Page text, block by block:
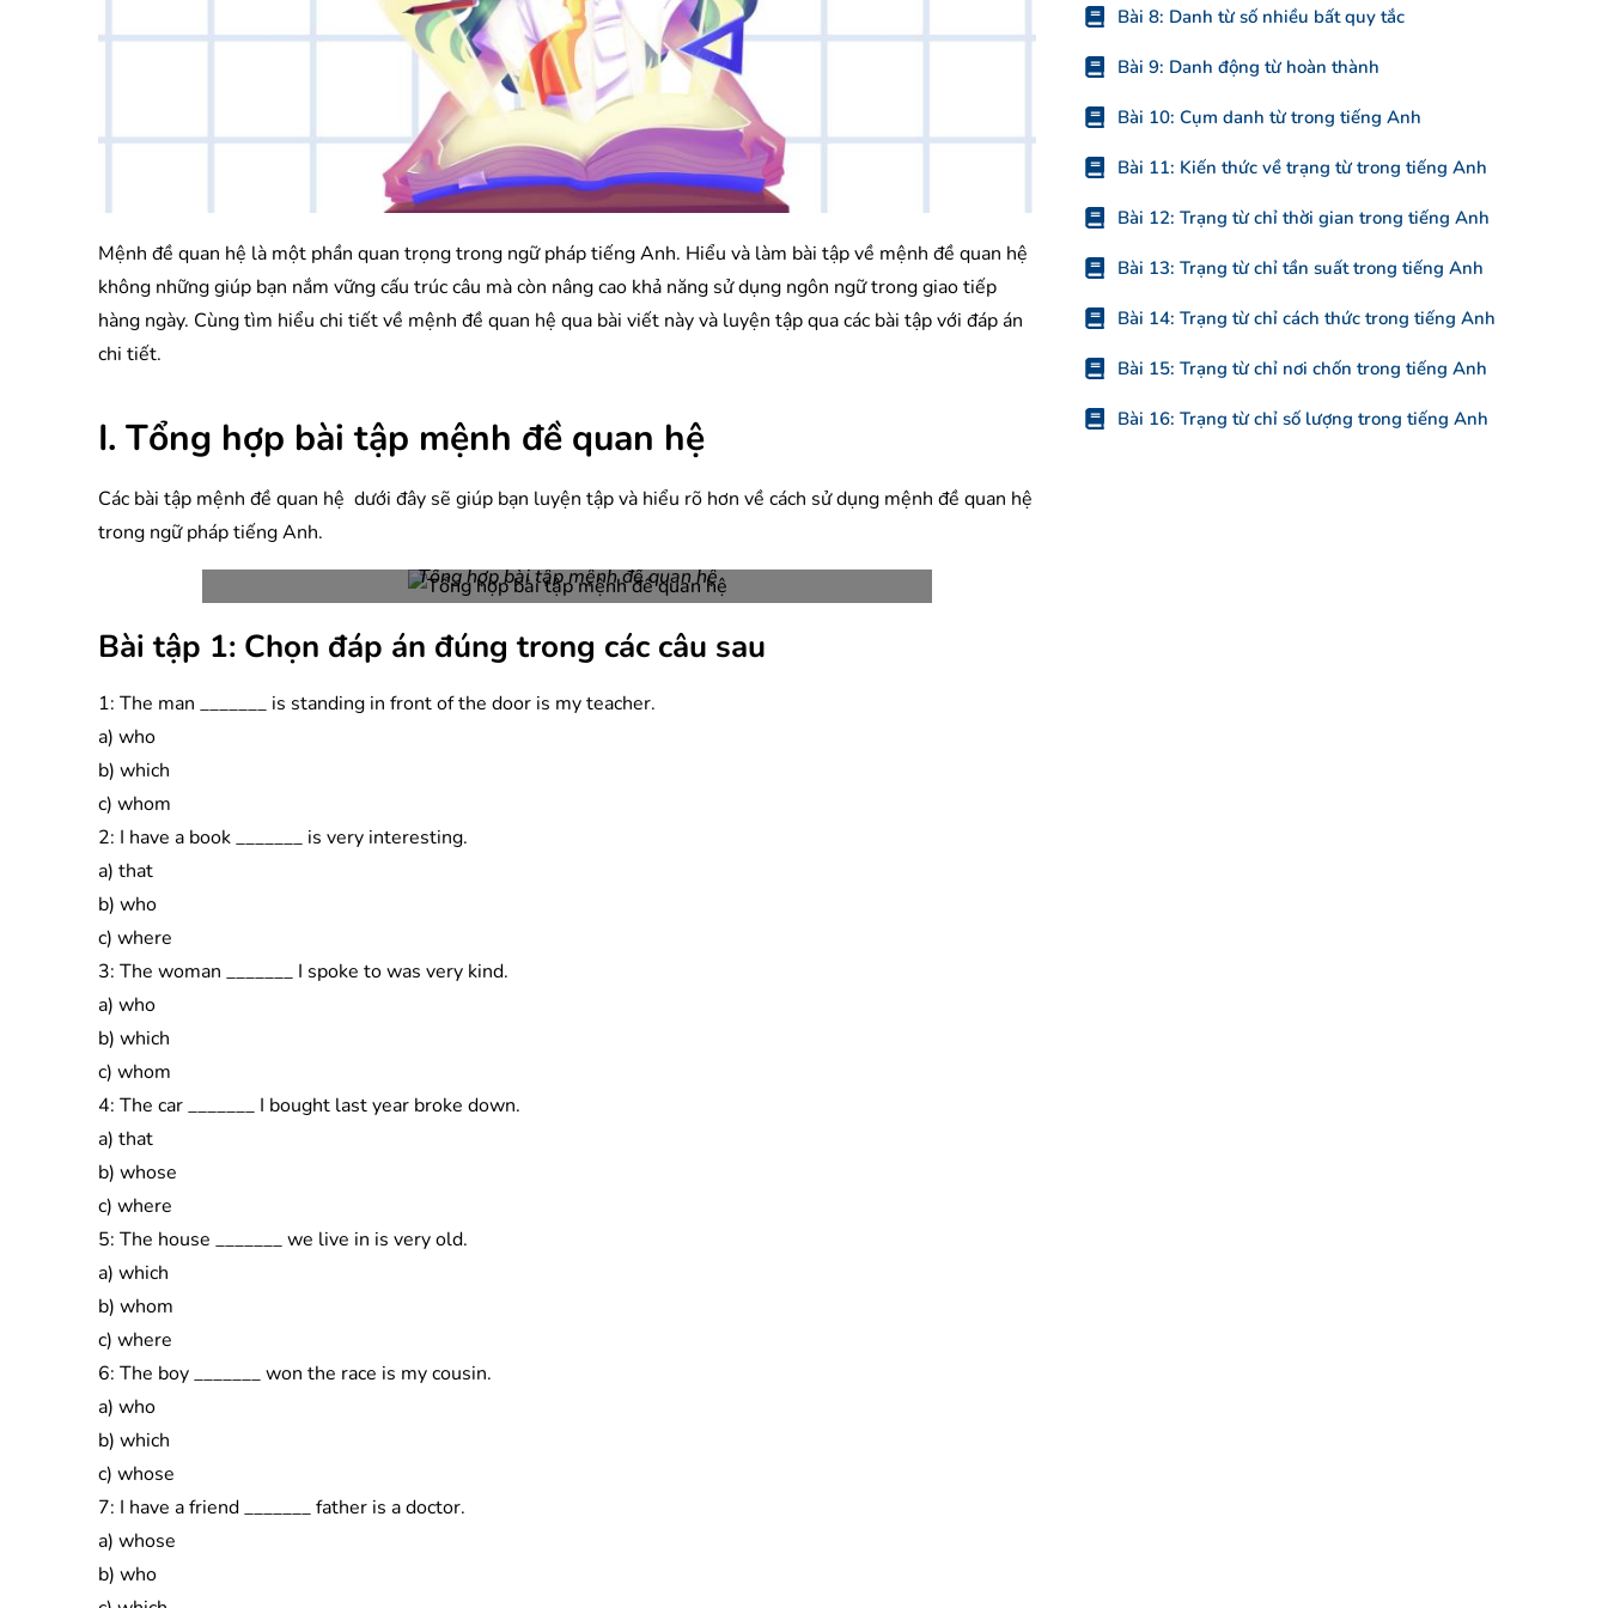
Mệnh đề quan hệ là một phần quan trọng trong ngữ pháp tiếng Anh. Hiểu và làm bài tập về mệnh đề quan hệ
không những giúp bạn nắm vững cấu trúc câu mà còn nâng cao khả năng sử dụng ngôn ngữ trong giao tiếp
hàng ngày. Cùng tìm hiểu chi tiết về mệnh đề quan hệ qua bài viết này và luyện tập qua các bài tập với đáp án
chi tiết.
I. Tổng hợp bài tập mệnh đề quan hệ
Các bài tập mệnh đề quan hệ dưới đây sẽ giúp bạn luyện tập và hiểu rõ hơn về cách sử dụng mệnh đề quan hệ
trong ngữ pháp tiếng Anh.
Tổng hợp bài tập mệnh đề quan hệ
Bài tập 1: Chọn đáp án đúng trong các câu sau
1: The man _______ is standing in front of the door is my teacher.
a) who
b) which
c) whom
2: I have a book _______ is very interesting.
a) that
b) who
c) where
3: The woman _______ I spoke to was very kind.
a) who
b) which
c) whom
4: The car _______ I bought last year broke down.
a) that
b) whose
c) where
5: The house _______ we live in is very old.
a) which
b) whom
c) where
6: The boy _______ won the race is my cousin.
a) who
b) which
c) whose
7: I have a friend _______ father is a doctor.
a) whose
b) who
Bài 8: Danh từ số nhiều bất quy tắc
Bài 9: Danh động từ hoàn thành
Bài 10: Cụm danh từ trong tiếng Anh
Bài 11: Kiến thức về trạng từ trong tiếng Anh
Bài 12: Trạng từ chỉ thời gian trong tiếng Anh
Bài 13: Trạng từ chỉ tần suất trong tiếng Anh
Bài 14: Trạng từ chỉ cách thức trong tiếng Anh
Bài 15: Trạng từ chỉ nơi chốn trong tiếng Anh
Bài 16: Trạng từ chỉ số lượng trong tiếng Anh